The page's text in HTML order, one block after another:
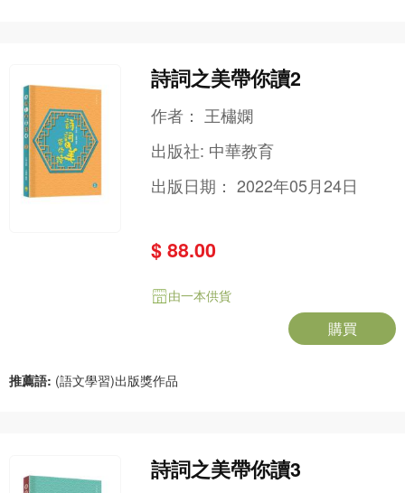
詩詞之美帶你讀2
作者： 王橚嫻
出版社: 中華教育
出版日期：2022年05月24日
$ 88.00
由一本供貨
購買
推薦語: (語文學習)出版獎作品
詩詞之美帶你讀3